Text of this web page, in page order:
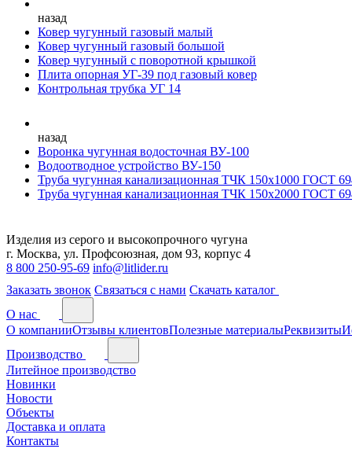
назад
Ковер чугунный газовый малый
Ковер чугунный газовый большой
Ковер чугунный с поворотной крышкой
Плита опорная УГ-39 под газовый ковер
Контрольная трубка УГ 14
назад
Воронка чугунная водосточная ВУ-100
Водоотводное устройство ВУ-150
Труба чугунная канализационная ТЧК 150х1000 ГОСТ
Труба чугунная канализационная ТЧК 150х2000 ГОСТ
Изделия из серого и высокопрочного чугуна
г. Москва, ул. Профсоюзная, дом 93, корпус 4
8 800 250-95-69 info@litlider.ru
Заказать звонок Связаться с нами Скачать каталог
О нас
О компанииОтзывы клиентовПолезные материалыРеквизиты
Производство
Литейное производство
Новинки
Новости
Объекты
Доставка и оплата
Контакты